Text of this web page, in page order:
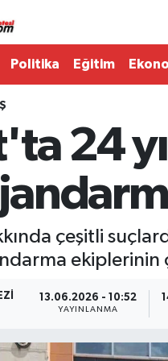
Politika Eğitim
24
çeşitli
ekiplerinin
13.06.2026 - 10:52
YAYINLANMA